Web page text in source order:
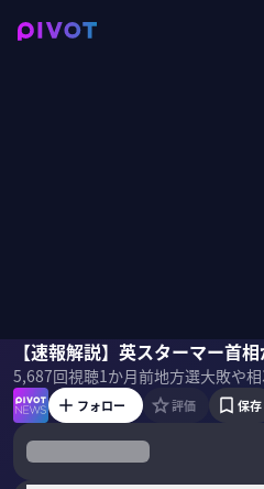
【速報解説】英スターマー首
5,687回視聴1か月前
若松邦弘佐藤真莉子
フォロー 評価 保存